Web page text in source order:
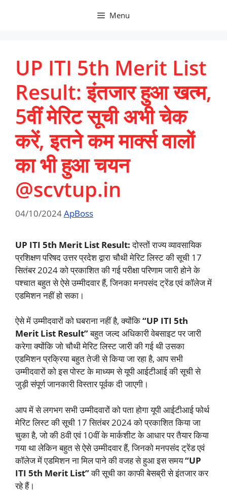
Menu
UP ITI 5th Merit List
Result: इंतजार हुआ खत्म,
5वीं मेरिट सूची अभी चेक
करें, इतने कम मार्क्स वालों
का भी हुआ चयन
@scvtup.in
04/10/2024ApBoss
UP ITI 5th Merit List Result:दोस्तों राज्य व्यावसायिक
प्रशिक्षण परिषद उत्तर प्रदेश द्वारा चौथी मेरिट लिस्ट की सूची 17
सितंबर 2024 को प्रकाशित की गई परीक्षा परिणाम जारी होने के
पश्चात बहुत से ऐसे उम्मीदवार हैं, जिनका मनपसंद ट्रेंड एवं कॉलेज में
एडमिशन नहीं हो सका।
ऐसे में उम्मीदवारों को घबराना नहीं है, क्योंकि“UP ITI 5th
Merit List Result”बहुत जल्द अधिकारी वेबसाइट पर जारी
करेगा क्योंकि जो चौथी मेरिट लिस्ट जारी की गई थी उसका
एडमिशन प्रक्रिया बहुत तेजी से किया जा रहा है, आप सभी
उम्मीदवारों को इस पोस्ट के माध्यम से यूपी आईटीआई की सूची से
जुड़ी संपूर्ण जानकारी विस्तार पूर्वक दी जाएगी।
आप में से लगभग सभी उम्मीदवारों को पता होगा यूपी आईटीआई फोर्थ
मेरिट लिस्ट की सूची 17 सितंबर 2024 को प्रकाशित किया जा
चुका है, जो की 8वी एवं 10वीं के मार्कशीट के आधार पर तैयार किया
गया था लेकिन बहुत से ऐसे उम्मीदवार हैं, जिनको मनपसंद ट्रेंड एवं
कॉलेज में एडमिशन ना मिल पाने की वजह से हुआ इस समय“UP
ITI 5th Merit List”की सूची का काफी बेसब्री से इंतजार कर
रहे हैं।